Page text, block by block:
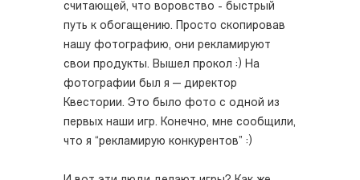
считающей, что воровство - быстрый
путь к обогащению. Просто скопировав
нашу фотографию, они рекламируют
свои продукты. Вышел прокол :) На
фотографии был я — директор
Квестории. Это было фото с одной из
первых наши игр. Конечно, мне сообщили,
что я “рекламирую конкурентов” :)